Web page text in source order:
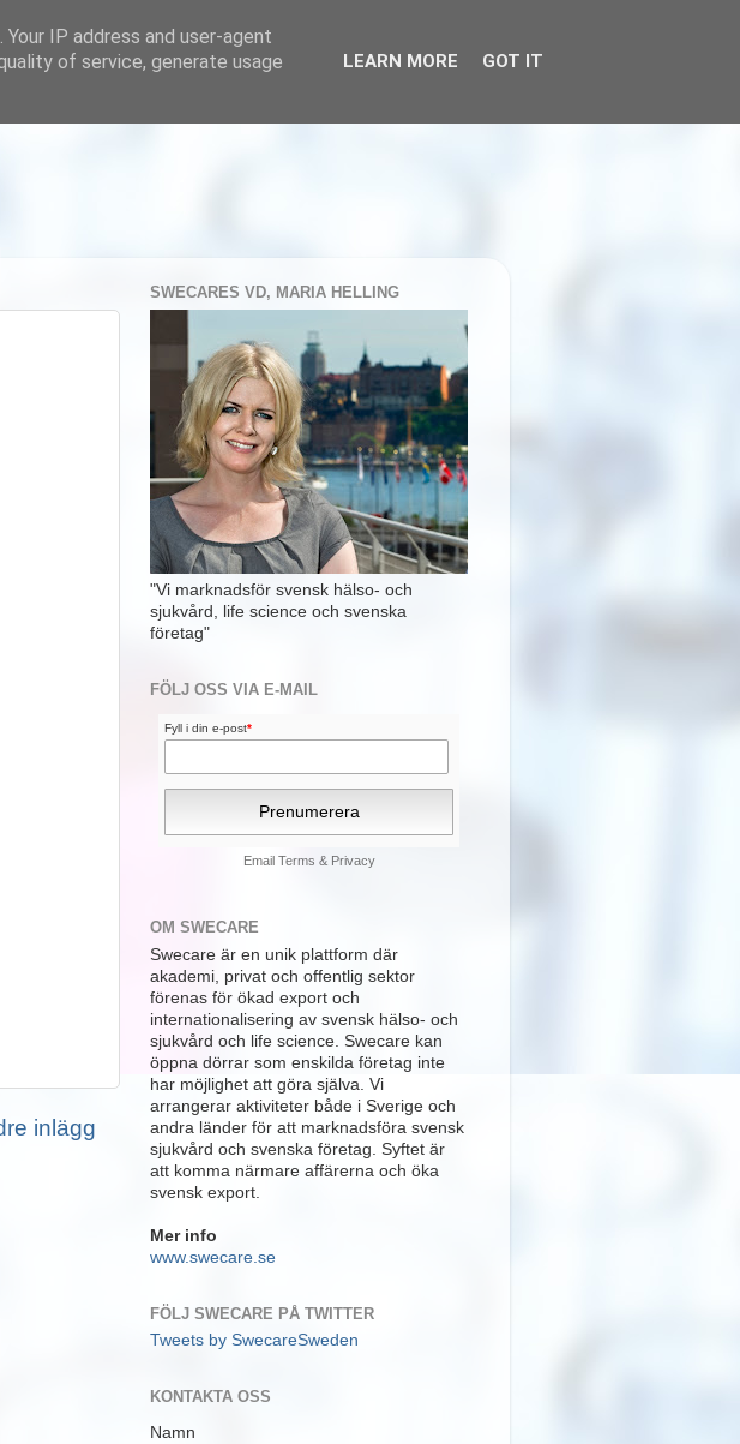
inlägg
SWECARES VD, MARIA HELLING
"Vi marknadsför svensk hälso- och
sjukvård, life science och svenska
företag"
FÖLJ OSS VIA E-MAIL
Fyll i din e-post*
Email Terms & Privacy
OM SWECARE
Swecare är en unik plattform där
akademi, privat och offentlig sektor
förenas för ökad export och
internationalisering av svensk hälso- och
sjukvård och life science. Swecare kan
öppna dörrar som enskilda företag inte
har möjlighet att göra själva. Vi
arrangerar aktiviteter både i Sverige och
andra länder för att marknadsföra svensk
sjukvård och svenska företag. Syftet är
att komma närmare affärerna och öka
svensk export.
Mer info
www.swecare.se
FÖLJ SWECARE PÅ TWITTER
Tweets by SwecareSweden
KONTAKTA OSS
Namn
IP address and user-agent
of service, generate usage
LEARN MORE GOT IT